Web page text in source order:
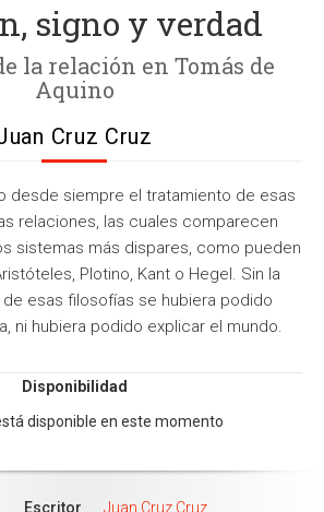
signo y verdad
la relación en Tomás de
Aquino
Cruz Cruz
desde siempre el tratamiento de esas
relaciones, las cuales comparecen
sistemas más dispares, como pueden
Plotino, Kant o Hegel. Sin la
de esas filosofías se hubiera podido
ni hubiera podido explicar el mundo.
Disponibilidad
disponible en este momento
Escritor
Juan Cruz Cruz